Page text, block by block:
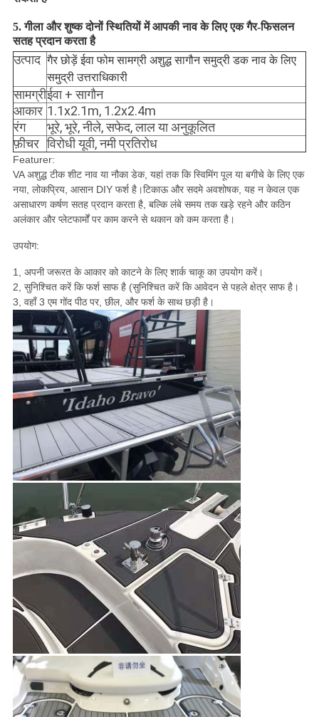
5. गीला और शुष्क दोनों स्थितियों में आपकी नाव के लिए एक गैर-फिसलन
सतह प्रदान करता है
उत्पाद गैर छोड़ें ईवा फोम सामग्री अशुद्ध सागौन समुद्री डक नाव के लिए
समुद्री उत्तराधिकारी
सामग्रीईवा + सागौन
आकार 1.1x2.1m, 1.2x2.4m
रंग
भूरे, भूरे, नीले, सफेद, लाल या अनुकूलित
फ़ीचर विरोधी यूवी, नमी प्रतिरोध
Featurer:
VA अशुद्ध टीक शीट नाव या नौका डेक, यहां तक ​​कि स्विमिंग पूल या बगीचे के लिए एक
नया, लोकप्रिय, आसान DIY फर्श है।टिकाऊ और सदमे अवशोषक, यह न केवल एक
असाधारण कर्षण सतह प्रदान करता है, बल्कि लंबे समय तक खड़े रहने और कठिन
अलंकार और प्लेटफार्मों पर काम करने से थकान को कम करता है।
उपयोग:
1, अपनी जरूरत के आकार को काटने के लिए शार्क चाकू का उपयोग करें।
2, सुनिश्चित करें कि फर्श साफ है (सुनिश्चित करें कि आवेदन से पहले क्षेत्र साफ है।
3, वहाँ 3 एम गोंद पीठ पर, छील, और फर्श के साथ छड़ी है।